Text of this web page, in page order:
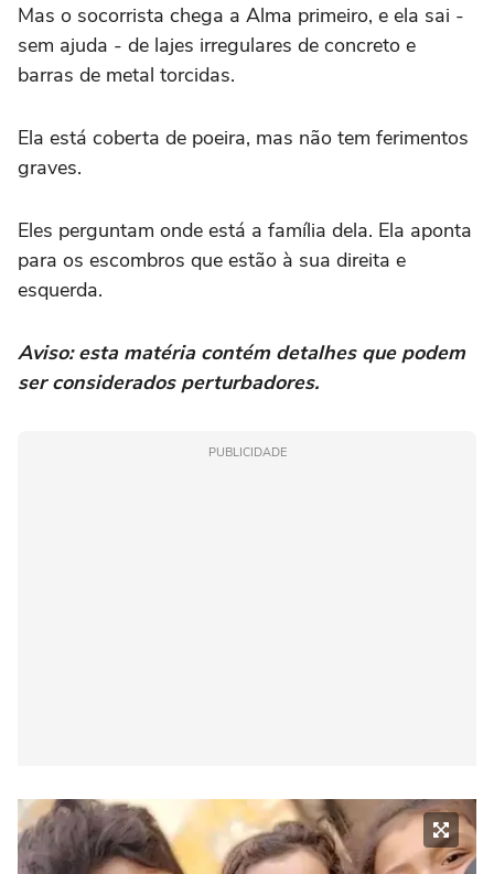
Mas o socorrista chega a Alma primeiro, e ela sai -
sem ajuda - de lajes irregulares de concreto e
barras de metal torcidas.
Ela está coberta de poeira, mas não tem ferimentos
graves.
Eles perguntam onde está a família dela. Ela aponta
para os escombros que estão à sua direita e
esquerda.
Aviso: esta matéria contém detalhes que podem
ser considerados perturbadores.
PUBLICIDADE